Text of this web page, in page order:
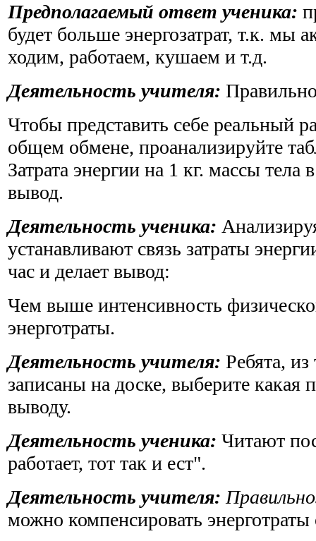
Предполагаемый ответ ученика:
будет больше энергозатрат, т.к. мы
ходим, работаем, кушаем и т.д.
Деятельность учителя:
Чтобы представить себе реальный
общем обмене, проанализируйте
Затрата энергии на 1 кг. массы тела
вывод.
Деятельность ученика:
устанавливают связь затраты
час и делает вывод:
Чем выше интенсивность
энерготраты.
Деятельность учителя: Ребята,
записаны на доске, выберите какая
выводу.
Деятельность ученика: Читают
работает, тот так и ест".
Деятельность учителя:Правильно
можно компенсировать энерготраты